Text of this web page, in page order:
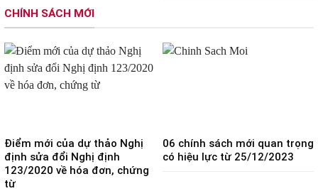
CHÍNH SÁCH MỚI
Điểm mới của dự thảo Nghị
định sửa đổi Nghị định
123/2020 về hóa đơn, chứng
từ
06 chính sách mới quan trọng
có hiệu lực từ 25/12/2023